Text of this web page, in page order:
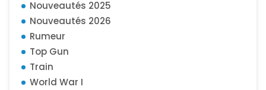
Nouveautés 2025
Nouveautés 2026
Rumeur
Top Gun
Train
World War I